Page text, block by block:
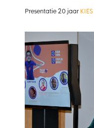
Presentatie 20 jaar KIES